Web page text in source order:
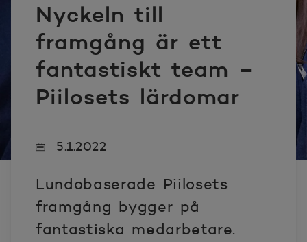
Nyckeln till
framgång är ett
fantastiskt team –
Piilosets lärdomar
5.1.2022
Lundobaserade Piilosets
framgång bygger på
fantastiska medarbetare.